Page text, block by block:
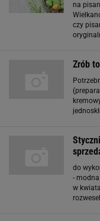
na
czy
Zrób
do
-
w